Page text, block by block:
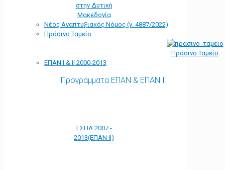
στην Δυτική
Μακεδονία
Νέος Αναπτυξιακός Νόμος (ν. 4887/2022)
Πράσινο Ταμείο
Πράσινο Ταμείο
ΕΠΑΝ Ι & ΙΙ 2000-2013
Προγράμματα ΕΠΑΝ & ΕΠΑΝ ΙΙ
ΕΣΠΑ 2007 -
2013(ΕΠΑΝ ΙΙ)